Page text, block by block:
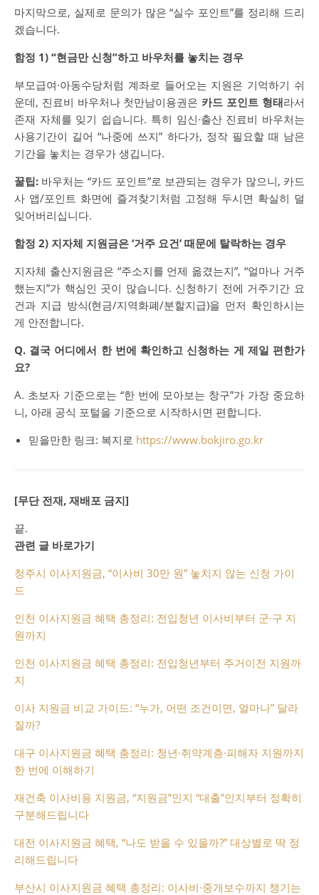
마지막으로, 실제로 문의가 많은 “실수 포인트”를 정리해 드리
겠습니다.
함정 1) “현금만 신청”하고 바우처를 놓치는 경우
부모급여·아동수당처럼 계좌로 들어오는 지원은 기억하기 쉬
운데, 진료비 바우처나 첫만남이용권은 카드 포인트 형태라서
존재 자체를 잊기 쉽습니다. 특히 임신·출산 진료비 바우처는
사용기간이 길어 “나중에 쓰지” 하다가, 정작 필요할 때 남은
기간을 놓치는 경우가 생깁니다.
꿀팁: 바우처는 “카드 포인트”로 보관되는 경우가 많으니, 카드
사 앱/포인트 화면에 즐겨찾기처럼 고정해 두시면 확실히 덜
잊어버리십니다.
함정 2) 지자체 지원금은 ‘거주 요건’ 때문에 탈락하는 경우
지자체 출산지원금은 “주소지를 언제 옮겼는지”, “얼마나 거주
했는지”가 핵심인 곳이 많습니다. 신청하기 전에 거주기간 요
건과 지급 방식(현금/지역화폐/분할지급)을 먼저 확인하시는
게 안전합니다.
Q. 결국 어디에서 한 번에 확인하고 신청하는 게 제일 편한가
요?
A. 초보자 기준으로는 “한 번에 모아보는 창구”가 가장 중요하
니, 아래 공식 포털을 기준으로 시작하시면 편합니다.
믿을만한 링크: 복지로 https://www.bokjiro.go.kr
[무단 전재, 재배포 금지]
끝.
관련 글 바로가기
청주시 이사지원금, “이사비 30만 원” 놓치지 않는 신청 가이
드
인천 이사지원금 혜택 총정리: 전입청년 이사비부터 군·구 지
원까지
인천 이사지원금 혜택 총정리: 전입청년부터 주거이전 지원까
지
이사 지원금 비교 가이드: “누가, 어떤 조건이면, 얼마나” 달라
질까?
대구 이사지원금 혜택 총정리: 청년·취약계층·피해자 지원까지
한 번에 이해하기
재건축 이사비용 지원금, “지원금”인지 “대출”인지부터 정확히
구분해드립니다
대전 이사지원금 혜택, “나도 받을 수 있을까?” 대상별로 딱 정
리해드립니다
부산시 이사지원금 혜택 총정리: 이사비·중개보수까지 챙기는